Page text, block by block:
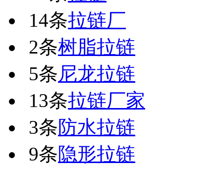
14条拉链厂
2条树脂拉链
5条尼龙拉链
13条拉链厂家
3条防水拉链
9条隐形拉链